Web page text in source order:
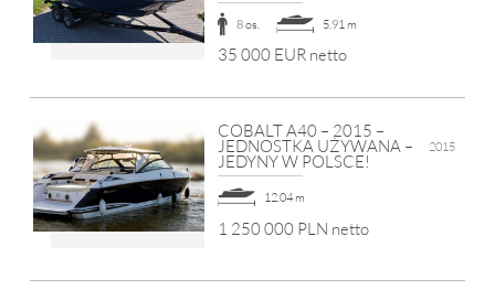
8 os. 5.91 m
35 000 EUR netto
COBALT A40 – 2015 –
JEDNOSTKA UŻYWANA –
JEDYNY W POLSCE!
2015
12.04 m
1 250 000 PLN netto